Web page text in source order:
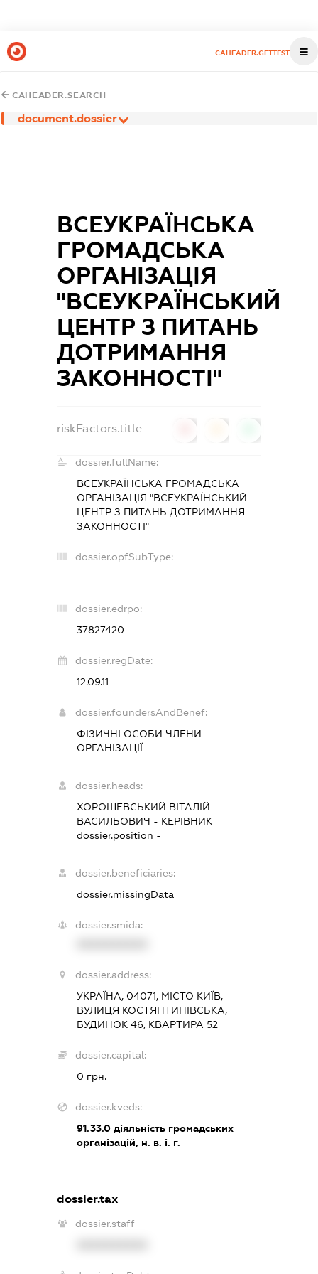
CAHEADER.GETTEST
CAHEADER.SEARCH
document.dossier
ВСЕУКРАЇНСЬКА
ГРОМАДСЬКА
ОРГАНІЗАЦІЯ
"ВСЕУКРАЇНСЬКИЙ
ЦЕНТР З ПИТАНЬ
ДОТРИМАННЯ
ЗАКОННОСТІ"
riskFactors.title
dossier.fullName:
ВСЕУКРАЇНСЬКА ГРОМАДСЬКА
ОРГАНІЗАЦІЯ "ВСЕУКРАЇНСЬКИЙ
ЦЕНТР З ПИТАНЬ ДОТРИМАННЯ
ЗАКОННОСТІ"
dossier.opfSubType:
-
dossier.edrpo:
37827420
dossier.regDate:
12.09.11
dossier.foundersAndBenef:
ФІЗИЧНІ ОСОБИ ЧЛЕНИ
ОРГАНІЗАЦІЇ
dossier.heads:
ХОРОШЕВСЬКИЙ ВІТАЛІЙ
ВАСИЛЬОВИЧ - КЕРІВНИК
dossier.position -
dossier.beneficiaries:
dossier.missingData
dossier.smida:
dossier.address:
УКРАЇНА, 04071, МІСТО КИЇВ,
ВУЛИЦЯ КОСТЯНТИНІВСЬКА,
БУДИНОК 46, КВАРТИРА 52
dossier.capital:
0 грн.
dossier.kveds:
91.33.0 діяльність громадських
організацій, н. в. і. г.
dossier.tax
dossier.staff